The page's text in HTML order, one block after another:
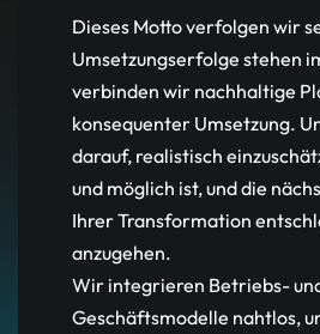
Dieses Motto verfolgen wir
Umsetzungserfolge stehen
verbinden wir nachhaltige
konsequenter Umsetzung.
darauf, realistisch
und möglich ist, und die
Ihrer Transformation
anzugehen.
Wir integrieren Betriebs-
Geschäftsmodelle nahtlos,